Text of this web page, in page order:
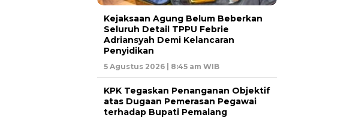
Kejaksaan Agung Belum Beberkan
Seluruh Detail TPPU Febrie
Adriansyah Demi Kelancaran
Penyidikan
5 Agustus 2026 | 8:45 am WIB
KPK Tegaskan Penanganan Objektif
atas Dugaan Pemerasan Pegawai
terhadap Bupati Pemalang